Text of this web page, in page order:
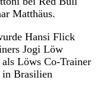
Matthäus.
Hansi Flick
Jogi Löw
Löws Co-Trainer
in Brasilien